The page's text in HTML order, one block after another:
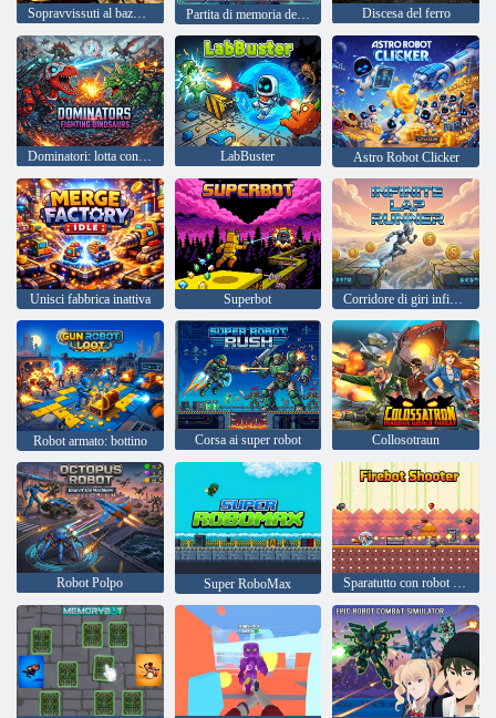
Sopravvissuti al bazooka Partita di memoria del robot Discesa del ferro
LabBuster Astro Robot Clicker
Unisci fabbrica inattiva Superbot
Robot armato: bottino Corsa ai super robot Collosotraun
Robot Polpo Super RoboMax Sparatutto con robot di fuoco